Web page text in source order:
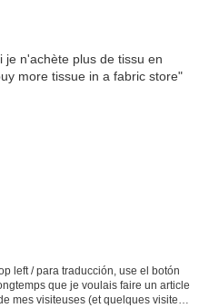
left / para traducción, use el botón
que je voulais faire un article
mes visiteuses (et quelques visiteurs